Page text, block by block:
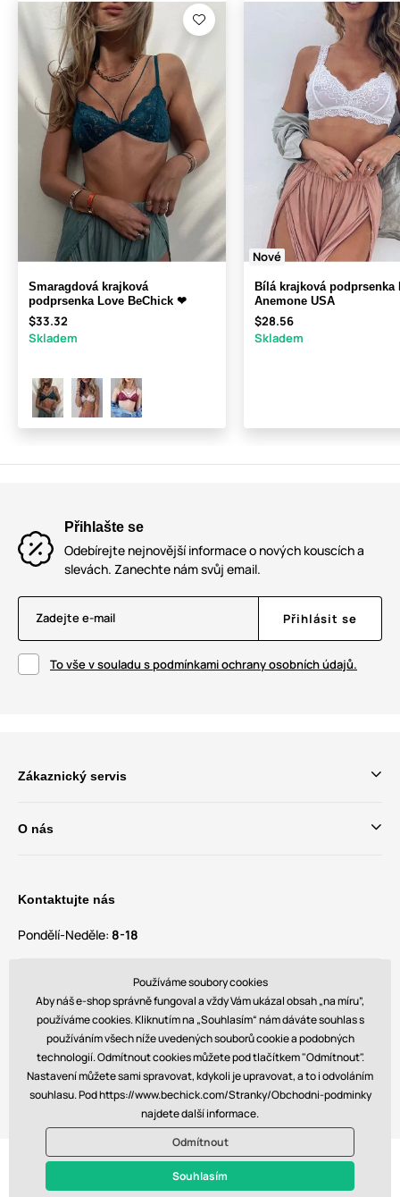
Smaragdová krajková
podprsenka Love BeChick ❤
$33.32
Skladem
Nové
Bílá krajková podprsenka
Anemone USA
$28.56
Skladem
Přihlašte se
Odebírejte nejnovější informace o nových kouscích a
slevách. Zanechte nám svůj email.
Zadejte e-mail Přihlásit se
To vše v souladu s podmínkami ochrany osobních údajů.
Zákaznický servis
O nás
Kontaktujte nás
Pondělí-Neděle: 8-18
Máte dotazy a návrhy?
contact@bechick.com
Najdete nás také na
© 2026 www.bechick.com. Technicky zajišťujeSimplia s.r.o.
$ - CZ
Používáme soubory cookies
Aby náš e-shop správně fungoval a vždy Vám ukázal obsah „na míru”,
používáme cookies. Kliknutím na „Souhlasím“ nám dáváte souhlas s
používáním všech níže uvedených souborů cookie a podobných
technologií. Odmítnout cookies můžete pod tlačítkem "Odmítnout".
Nastavení můžete sami spravovat, kdykoli je upravovat, a to i odvoláním
souhlasu. Pod https://www.bechick.com/Stranky/Obchodni-podminky
najdete další informace.
Odmítnout
Souhlasím